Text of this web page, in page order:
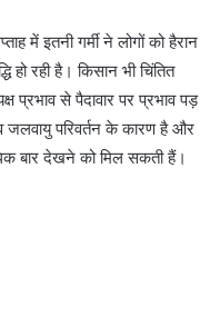
में इतनी गर्मी ने लोगों को हैरान
हो रही है। किसान भी चिंतित
प्रभाव से पैदावार पर प्रभाव पड़
जलवायु परिवर्तन के कारण है और
बार देखने को मिल सकती हैं।